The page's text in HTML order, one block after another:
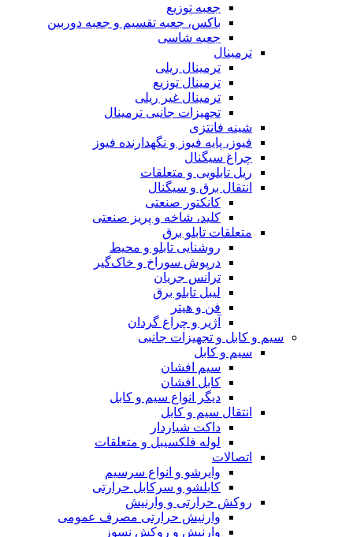
جعبه توزیع
باکس، جعبه تقسیم و جعبه دوربین
جعبه شاسی
ترمینال
ترمینال ریلی
ترمینال توزیع
ترمینال غیر ریلی
تجهیزات جانبی ترمینال
شینه فانتزی
فیوز، پایه فیوز و نگهدارنده فیوز
چراغ سیگنال
ریل تابلویی و متعلقات
انتقال برق و سیگنال
کانکتور صنعتی
کلید، شاخه و پریز صنعتی
متعلقات تابلو برق
روشنایی تابلو و محیط
درپوش سوراخ و خاک‌گیر
ترانس جریان
لیبل تابلو برق
فن و هیتر
آژیر و چراغ گردان
سیم و کابل و تجهیزات جانبی
سیم و کابل
سیم افشان
کابل افشان
دیگر انواع سیم و کابل
انتقال سیم و کابل
داکت شیاردار
لوله فلکسیبل و متعلقات
اتصالات
وایرشو و انواع سرسیم
کابلشو و سرکابل حرارتی
روکش حرارتی و وارنیش
وارنیش حرارتی مصرف عمومی
وارنیش و روکش نسوز